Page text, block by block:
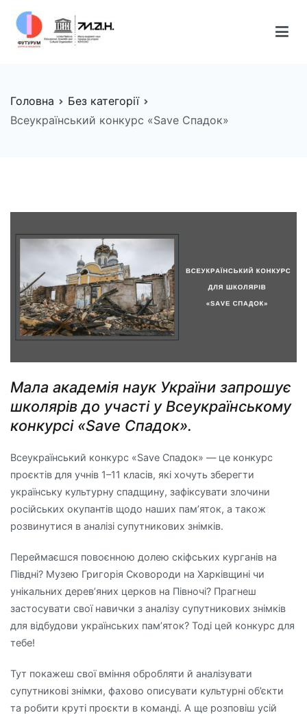
Перейти
вмісту
Головна
Без категорії
Всеукраїнський конкурс «Save Спадок»
Мала академія наук України запрошує
школярів до участі у Всеукраїнському
конкурсі «Save Спадок».
Всеукраїнський конкурс «Save Спадок» — це конкурс
проєктів для учнів 1–11 класів, які хочуть зберегти
українську культурну спадщину, зафіксувати злочини
російських окупантів щодо наших пам’яток, а також
розвинутися в аналізі супутникових знімків.
Переймаєшся повоєнною долею скіфських курганів на
Півдні? Музею Григорія Сковороди на Харківщині чи
унікальних дерев’яних церков на Півночі? Прагнеш
застосувати свої навички з аналізу супутникових знімків
для відбудови українських пам’яток? Тоді цей конкурс для
тебе!
Тут покажеш свої вміння обробляти й аналізувати
супутникові знімки, фахово описувати культурні об’єкти
та робити круті проєкти в команді. А ще розповіш усій